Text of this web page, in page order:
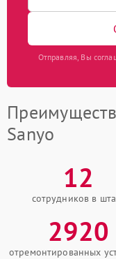
Отправляя, Вы
Sanyo
12
сотрудников в
2920
отремонтированных